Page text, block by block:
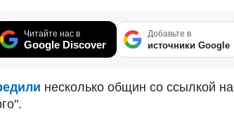
Читайте нас в
Google Discover
Добавьте в
источники Google
несколько общин со ссылкой на